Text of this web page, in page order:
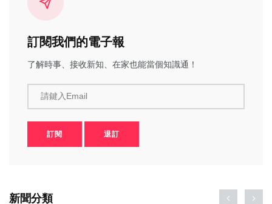
訂閱我們的電子報
了解時事、接收新知、在家也能當個知識通！
請鍵入Email
訂閱 退訂
新聞分類